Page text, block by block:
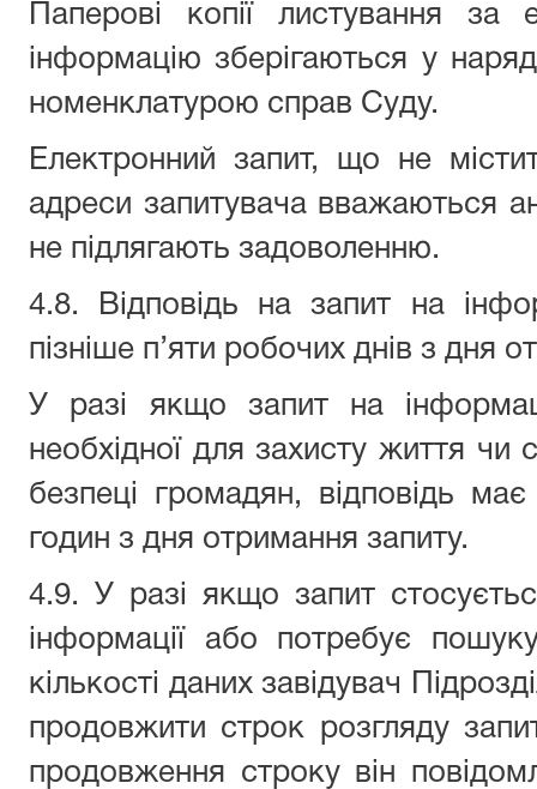
Паперові копії листування
інформацію зберігаються у
номенклатурою справ Суду.
Електронний запит, що не
адреси запитувача вважаються
не підлягають задоволенню.
4.8. Відповідь на запит на
пізніше п’яти робочих днів з дня
У разі якщо запит на
необхідної для захисту життя
безпеці громадян, відповідь
годин з дня отримання запиту.
4.9. У разі якщо запит
інформації або потребує
кількості даних завідувач
продовжити строк розгляду
продовження строку він